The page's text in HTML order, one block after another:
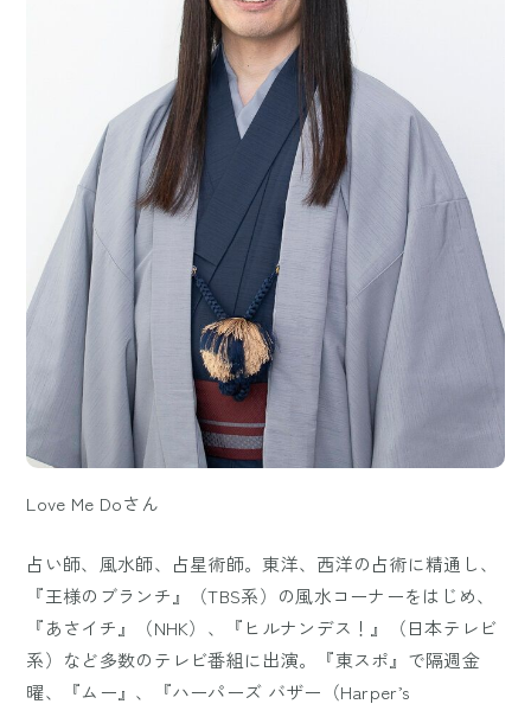
Love Me Doさん
占い師、風水師、占星術師。東洋、西洋の占術に精通し、
『王様のブランチ』（TBS系）の風水コーナーをはじめ、
『あさイチ』（NHK）、『ヒルナンデス！』（日本テレビ
系）など多数のテレビ番組に出演。『東スポ』で隔週金
曜、『ムー』、『ハーパーズ バザー（Harper’s